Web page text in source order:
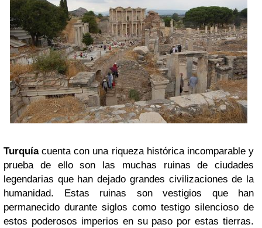
Turquíacuenta con una riqueza histórica incomparable y
prueba de ello son las muchas ruinas de ciudades
legendarias que han dejado grandes civilizaciones de la
humanidad. Estas ruinas son vestigios que han
permanecido durante siglos como testigo silencioso de
estos poderosos imperios en su paso por estas tierras.